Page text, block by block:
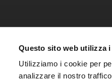
Questo sito web utilizza
Utilizziamo i cookie per
analizzare il nostro